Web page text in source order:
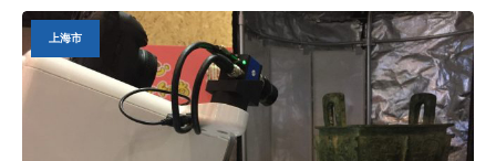
上海市